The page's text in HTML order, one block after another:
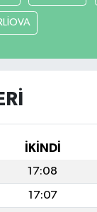
İKINDI
17:08
17:07